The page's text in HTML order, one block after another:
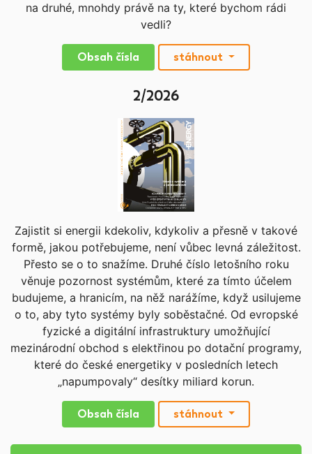
na druhé, mnohdy právě na ty, které bychom rádi
vedli?
Obsah čísla stáhnout
2/2026
Zajistit si energii kdekoliv, kdykoliv a přesně v takové
formě, jakou potřebujeme, není vůbec levná záležitost.
Přesto se o to snažíme. Druhé číslo letošního roku
věnuje pozornost systémům, které za tímto účelem
budujeme, a hranicím, na něž narážíme, když usilujeme
o to, aby tyto systémy byly soběstačné. Od evropské
fyzické a digitální infrastruktury umožňující
mezinárodní obchod s elektřinou po dotační programy,
které do české energetiky v posledních letech
„napumpovaly“ desítky miliard korun.
Obsah čísla stáhnout